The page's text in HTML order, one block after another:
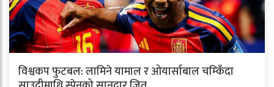
विश्वकप फुटबल: लामिने यामाल र ओयार्साबाल चम्किँदा